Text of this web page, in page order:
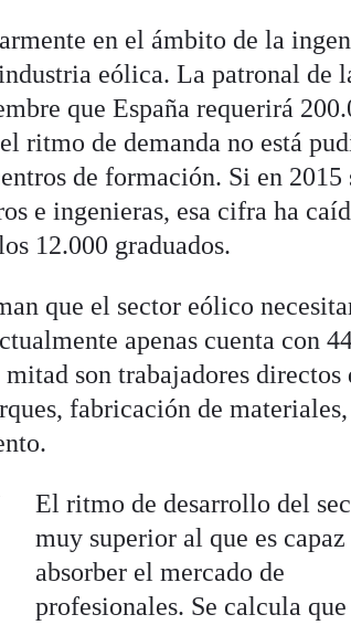
en el ámbito de la
eólica. La patronal de
que España requerirá
ritmo de demanda no está
de formación. Si en 2015
e ingenieras, esa cifra ha
12.000 graduados.
que el sector eólico
apenas cuenta con
son trabajadores directos
fabricación de materiales,
El ritmo de desarrollo del
muy superior al que es capaz
absorber el mercado de
profesionales. Se calcula que